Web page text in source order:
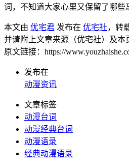
词，不知道大家心里又保留了哪些
本文由 优宅君 发布在 优宅社，转
并请附上文章来源（优宅社）及本
原文链接：https://
发布在
动漫资讯
文章标签
动漫台词
动漫经典台词
动漫语录
经典动漫语录